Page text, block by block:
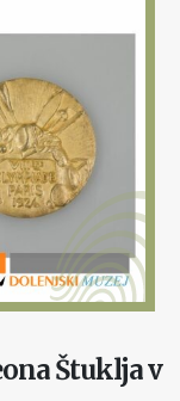
Štuklja v